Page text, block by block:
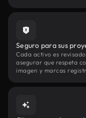
Seguro para sus
Cada activo es
asegurar que respeta
imagen y marcas